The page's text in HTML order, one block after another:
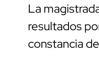
La
resultados
constancia